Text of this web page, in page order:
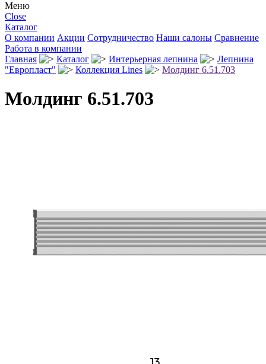
Меню
Close
Каталог
О компании Акции Сотрудничество Наши салоны Сравнение
Работа в компании
Главная
Каталог Интерьерная лепнина
Лепнина
"Европласт"
Коллекция Lines Молдинг 6.51.703
Молдинг 6.51.703